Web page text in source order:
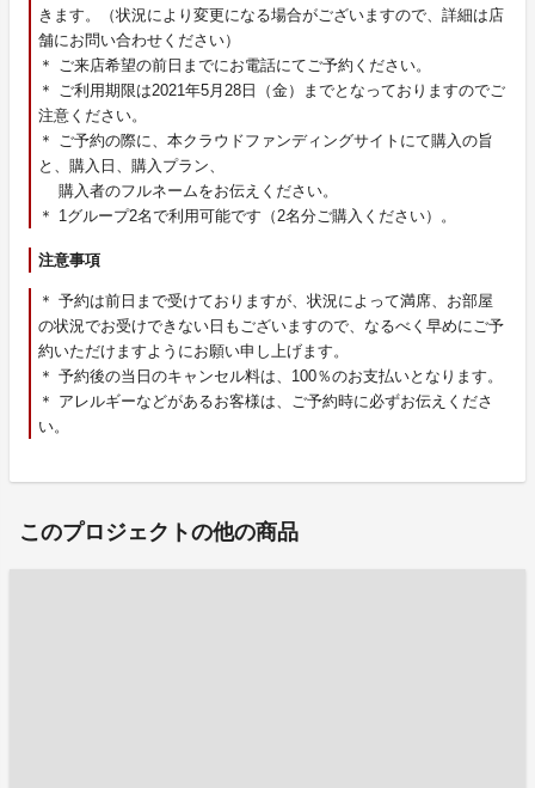
きます。（状況により変更になる場合がございますので、詳細は店
舗にお問い合わせください）
＊ ご来店希望の前日までにお電話にてご予約ください。
＊ ご利用期限は2021年5月28日（金）までとなっておりますのでご
注意ください。
＊ ご予約の際に、本クラウドファンディングサイトにて購入の旨
と、購入日、購入プラン、
購入者のフルネームをお伝えください。
＊ 1グループ2名で利用可能です（2名分ご購入ください）。
注意事項
＊ 予約は前日まで受けておりますが、状況によって満席、お部屋
の状況でお受けできない日もございますので、なるべく早めにご予
約いただけますようにお願い申し上げます。
＊ 予約後の当日のキャンセル料は、100％のお支払いとなります。
＊ アレルギーなどがあるお客様は、ご予約時に必ずお伝えくださ
い。
このプロジェクトの他の商品